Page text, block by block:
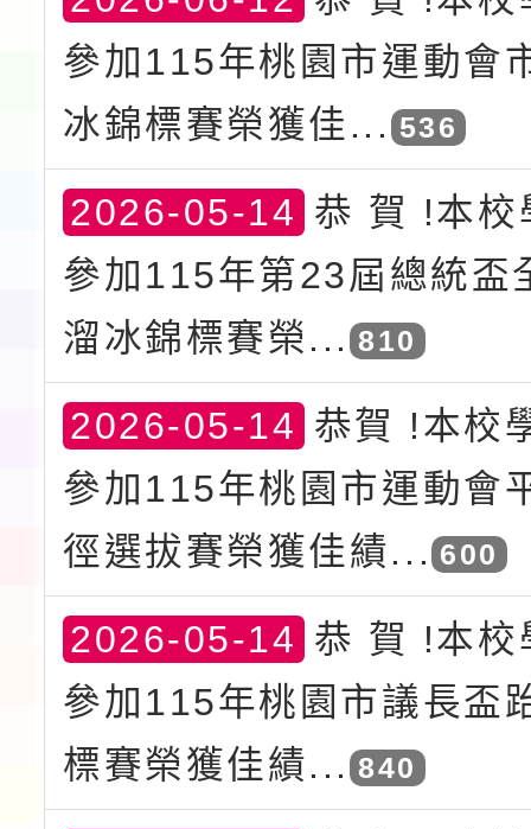
參加115年桃園市運動會
冰錦標賽榮獲佳... 536
2026-05-14 恭 賀 !本校
參加115年第23屆總統盃
溜冰錦標賽榮... 810
2026-05-14 恭賀 !本校
參加115年桃園市運動會
徑選拔賽榮獲佳績... 600
2026-05-14 恭 賀 !本校
參加115年桃園市議長盃
標賽榮獲佳績... 840